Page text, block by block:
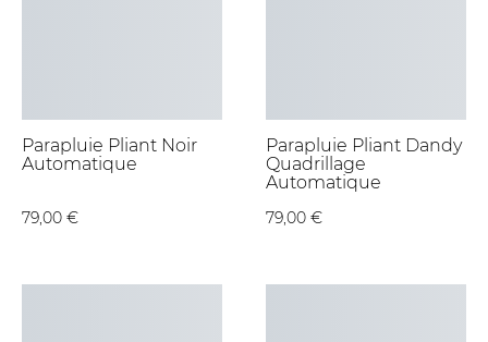
Parapluie Pliant Noir
Automatique
79,00 €
Parapluie Pliant Dandy
Quadrillage
Automatique
79,00 €